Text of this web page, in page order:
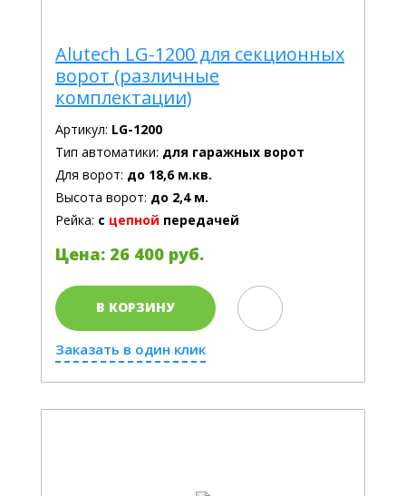
Alutech LG-1200 для секционных
ворот (различные
комплектации)
Артикул: LG-1200
Тип автоматики: для гаражных ворот
Для ворот: до 18,6 м.кв.
Высота ворот: до 2,4 м.
Рейка: с цепной передачей
Цена: 26 400 руб.
В КОРЗИНУ
Заказать в один клик